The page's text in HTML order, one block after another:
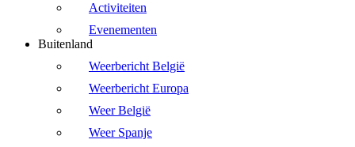
Activiteiten
Evenementen
Buitenland
Weerbericht België
Weerbericht Europa
Weer België
Weer Spanje